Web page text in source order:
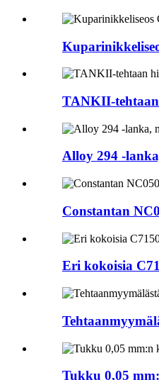
TANKII-tehtaan
Alloy 294 -
Constantan
Eri kokoisia
Tukku 0,05